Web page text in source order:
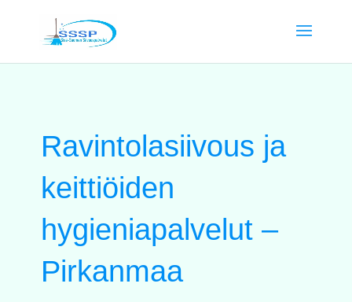
Ravintolasiivous ja
keittiöiden
hygieniapalvelut –
Pirkanmaa